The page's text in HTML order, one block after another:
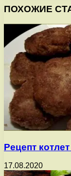
ПОХОЖИЕ
Рецепт
17.08.2020